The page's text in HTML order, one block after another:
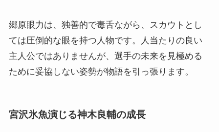
郷原眼力は、独善的で毒舌ながら、スカウトとし
ては圧倒的な眼を持つ人物です。人当たりの良い
主人公ではありませんが、選手の未来を見極める
ために妥協しない姿勢が物語を引っ張ります。
宮沢氷魚演じる神木良輔の成長